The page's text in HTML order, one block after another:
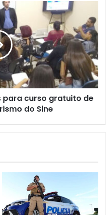
para curso gratuito de
do Sine